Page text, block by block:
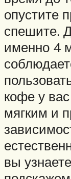
опустите
спешите.
именно 4
кофе у
мягким и
вы